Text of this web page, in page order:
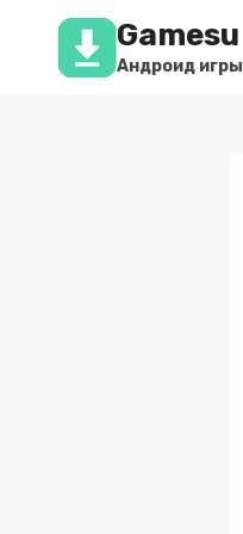
Перейти
содержимому
Gamesu
Андроид игры